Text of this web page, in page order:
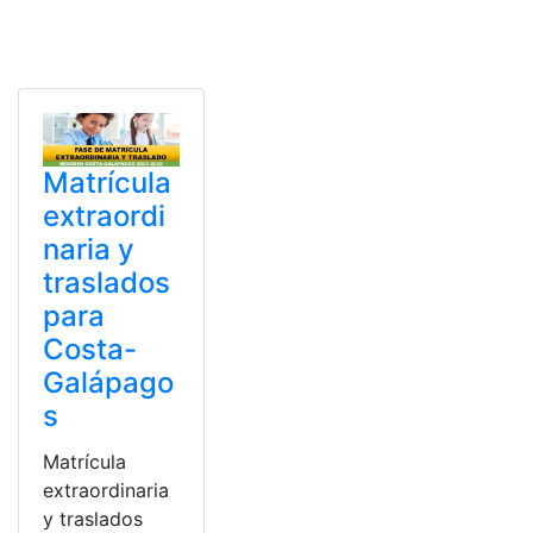
Matrícula
extraordi
naria y
traslados
para
Costa-
Galápago
s
Matrícula
extraordinaria
y traslados